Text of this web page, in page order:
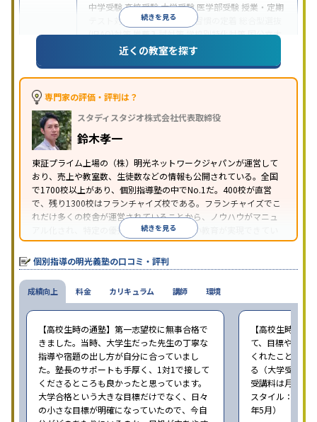
続きを見る
中学受験高校受験大学受験 医学部受験 授業・定期
テスト対策
内申点対策 学習習慣の定着
(旧AO)対策推薦入試対策学校別特化対策国公立大
私大対策共通テスト対策
英語・英会話特化
対策その他科目別特化対策
特徴
中高一貫校生に対応
の振替可能
を利用オンライン対応1科目から受講可能
習のみの受講可
り
※2023年3月調査。小学校高学年の個別指導塾アンケート調査方法を参
近くの教室を探す
専門家の評価・評判は？
スタディスタジオ株式会社代表取締役
鈴木孝一
東証プライム上場の（株）明光ネットワークジャパンが運営して
おり、売上や教室数、生徒数などの情報も公開されている。全国
で1700校以上があり、個別指導塾の中でNo.1だ。400校が直営
で、残り1300校はフランチャイズ校である。フランチャイズでこ
れだけ多くの校舎が運営されていることから、ノウハウがマニュ
アル化され、特定の優秀な人材に依存しない教育が実現できてい
ることが推測される。
続きを見る
個別指導の明光義塾の口コミ・評判
成績向上
【高校生時の通塾】第一志望校に無事合格で
きました。当時、大学生だった先生の丁寧な
指導や宿題の出し方が自分に合っていまし
た。塾長のサポートも手厚く、1対1で接して
くださるところも良かったと思っています。
大学合格という大きな目標だけでなく、日々
の小さな目標が明確になっていたので、今自
【高校生時の通
て、目標や勉強
くれたことが、
る（大学受験で
受講料は月
スタイル：個別
年5月）
料金 カリキュラム 講師 環境